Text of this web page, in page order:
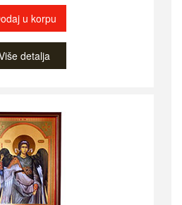
u korpu
detalja